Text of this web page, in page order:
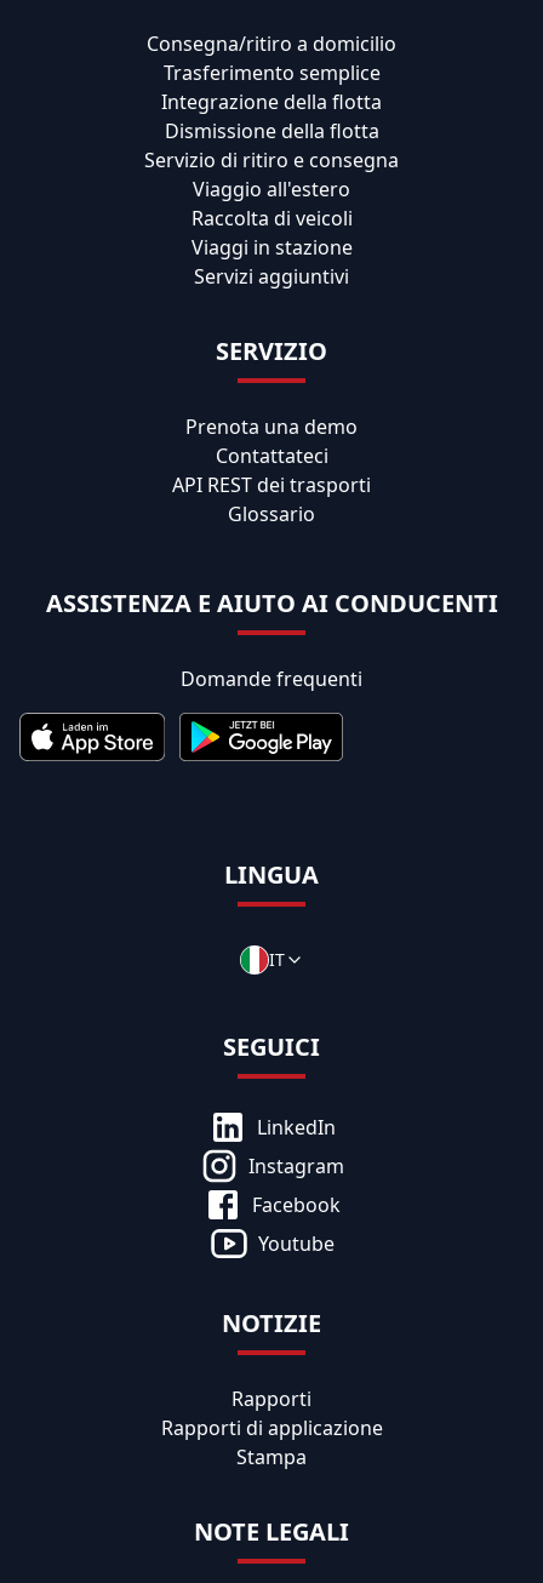
Consegna/ritiro a domicilio
Trasferimento semplice
Integrazione della flotta
Dismissione della flotta
Servizio di ritiro e consegna
Viaggio all'estero
Raccolta di veicoli
Viaggi in stazione
Servizi aggiuntivi
SERVIZIO
Prenota una demo
Contattateci
API REST dei trasporti
Glossario
ASSISTENZA E AIUTO AI CONDUCENTI
Domande frequenti
LINGUA
IT
SEGUICI
LinkedIn
Instagram
Facebook
Youtube
NOTIZIE
Rapporti
Rapporti di applicazione
Stampa
NOTE LEGALI